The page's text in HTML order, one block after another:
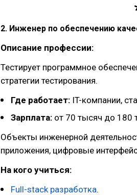
2. Инженер по обеспечению
Описание профессии:
Тестирует программное
стратегии тестирования.
Где работает: IT-компании,
Зарплата: от 70 тысяч до 180
Объекты инженерной
приложения, цифровые
На кого учиться:
Full-stack разработка.